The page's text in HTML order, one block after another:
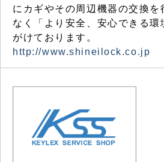
にカギやその周辺機器の交換を
なく「より安全、安心できる環
がけております。
http://www.shineilock.co.jp